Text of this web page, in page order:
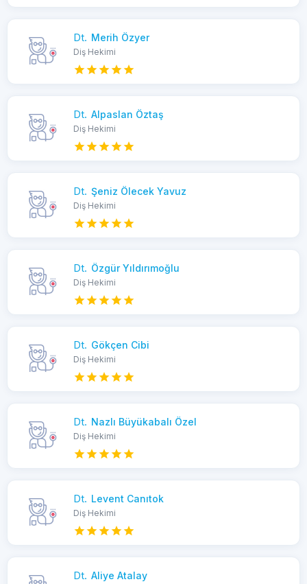
Dt. Merih Özyer
Diş Hekimi
Dt. Alpaslan Öztaş
Diş Hekimi
Dt. Şeniz Ölecek Yavuz
Diş Hekimi
Dt. Özgür Yıldırımoğlu
Diş Hekimi
Dt. Gökçen Cibi
Diş Hekimi
Dt. Nazlı Büyükabalı Özel
Diş Hekimi
Dt. Levent Canıtok
Diş Hekimi
Dt. Aliye Atalay